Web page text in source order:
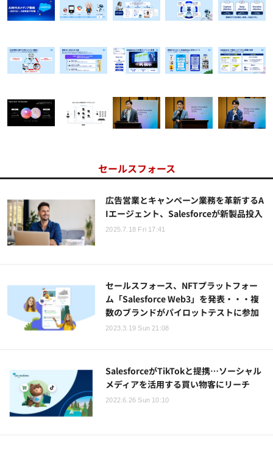
セールスフォース
広告営業とキャンペーン業務を革新するA
Iエージェント、Salesforceが新製品投入
2025.7.18 Fri 17:41
セールスフォース、NFTプラットフォー
ム「Salesforce Web3」を発表・・・複
数のブランドがパイロットテストに参加
2023.3.19 Sun 21:08
SalesforceがTikTokと提携…ソーシャル
メディアを活用する買い物客にリーチ
2022.6.26 Sun 10:10